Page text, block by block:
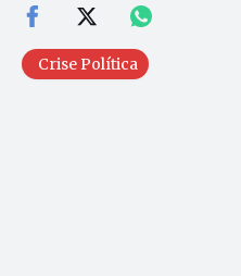
Crise Política